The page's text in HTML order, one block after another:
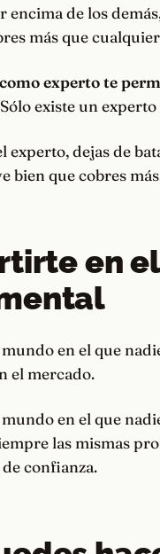
encima de los
más que
experto te
existe un
experto, dejas de
bien que cobres
en
en el que
el mercado.
en el que
las mismas
confianza.